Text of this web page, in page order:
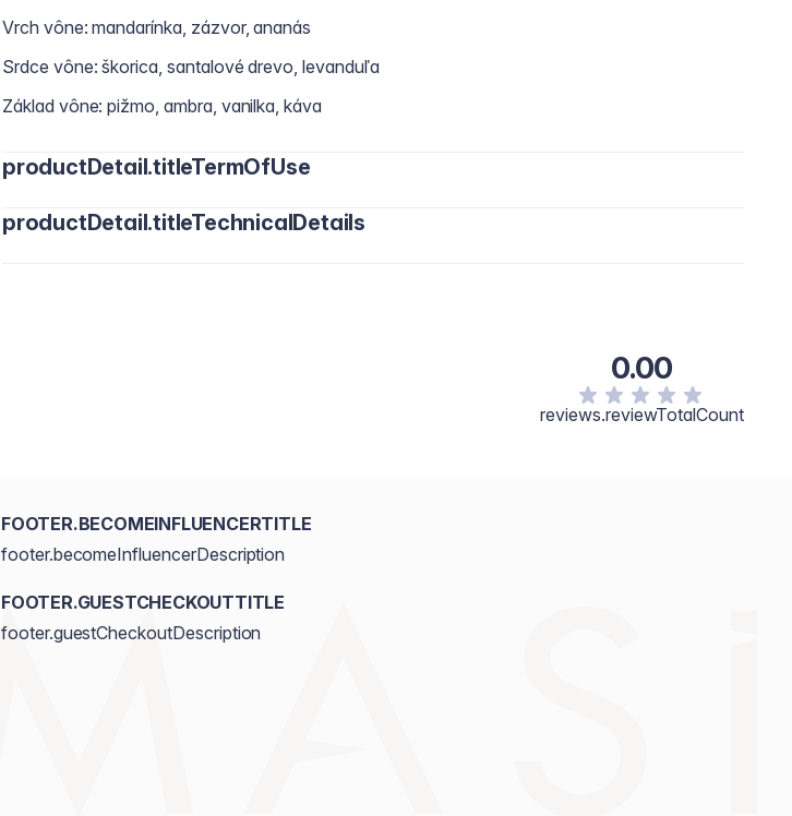
Vrch vône: mandarínka, zázvor, ananás
Srdce vône: škorica, santalové drevo, levanduľa
Základ vône: pižmo, ambra, vanilka, káva
productDetail.titleTermOfUse
productDetail.titleTechnicalDetails
0.00
reviews.reviewTotalCount
FOOTER.BECOMEINFLUENCERTITLE
footer.becomeInfluencerDescription
FOOTER.GUESTCHECKOUTTITLE
footer.guestCheckoutDescription